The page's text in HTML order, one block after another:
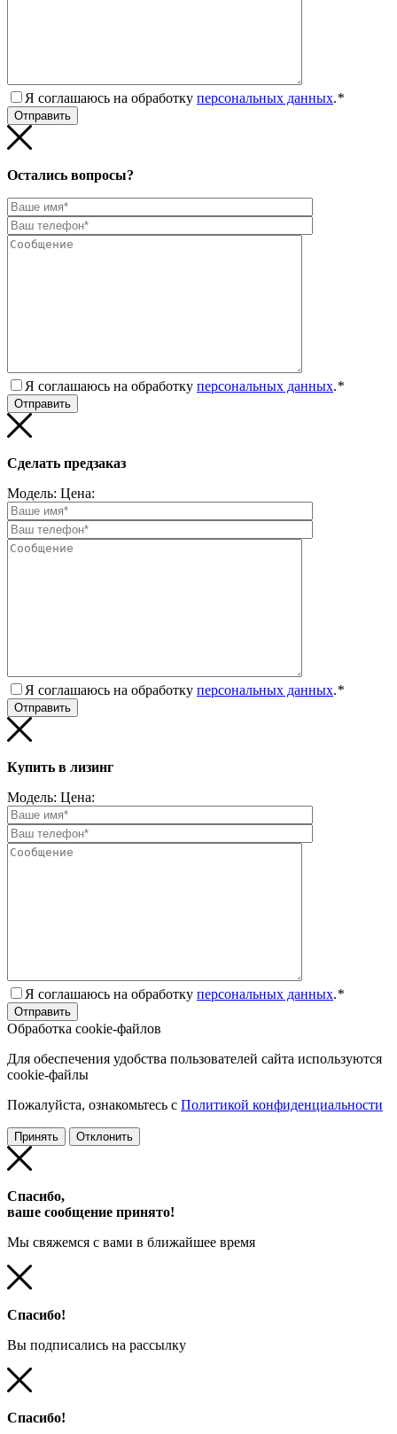
Я соглашаюсь на обработку персональных данных.*
Остались вопросы?
Я соглашаюсь на обработку персональных данных.*
Сделать предзаказ
Модель: Цена:
Я соглашаюсь на обработку персональных данных.*
Купить в лизинг
Модель: Цена:
Я соглашаюсь на обработку персональных данных.*
Обработка cookie-файлов
Для обеспечения удобства пользователей сайта используются
cookie-файлы
Пожалуйста, ознакомьтесь с Политикой конфиденциальности
Принять Отклонить
Спасибо,
ваше сообщение принято!
Мы свяжемся с вами в ближайшее время
Спасибо!
Вы подписались на рассылку
Спасибо!